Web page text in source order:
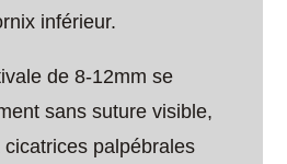
inférieur.
de 8-12mm se
sans suture visible,
palpébrales